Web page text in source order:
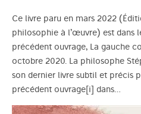
Ce livre paru en mars 2022
philosophie à l’œuvre) est dans
précédent ouvrage, La gauche
octobre 2020. La philosophe
son dernier livre subtil et précis
précédent ouvrage[i] dans…